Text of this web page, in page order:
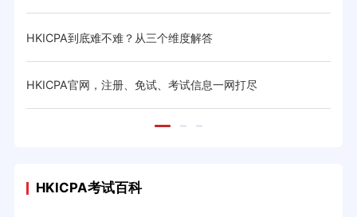
南
HKICPA到底难不难？从三个维度解答
HKICPA官网，注册、免试、考试信息一网打尽
HKICPA考试百科